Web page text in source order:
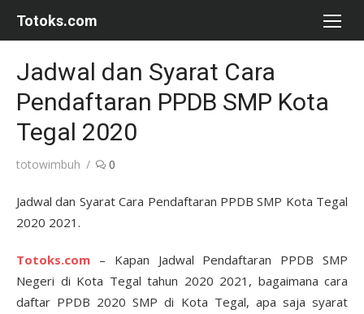
Totoks.com
Jadwal dan Syarat Cara
Pendaftaran PPDB SMP Kota
Tegal 2020
Author
totowimbuh 0
Jadwal dan Syarat Cara Pendaftaran PPDB SMP Kota Tegal
2020 2021.
Totoks.com – Kapan Jadwal Pendaftaran PPDB SMP
Negeri di Kota Tegal tahun 2020 2021, bagaimana cara
daftar PPDB 2020 SMP di Kota Tegal, apa saja syarat